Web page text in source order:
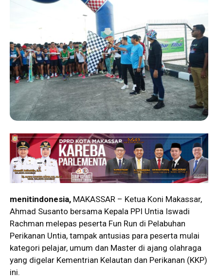
menitindonesia, MAKASSAR – Ketua Koni Makassar,
Ahmad Susanto bersama Kepala PPI Untia Iswadi
Rachman melepas peserta Fun Run di Pelabuhan
Perikanan Untia, tampak antusias para peserta mulai
kategori pelajar, umum dan Master di ajang olahraga
yang digelar Kementrian Kelautan dan Perikanan (KKP)
ini.